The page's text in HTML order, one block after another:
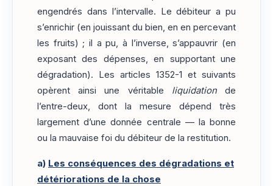
engendrés dans l’intervalle. Le débiteur a pu
s’enrichir (en jouissant du bien, en en percevant
les fruits) ; il a pu, à l’inverse, s’appauvrir (en
exposant des dépenses, en supportant une
dégradation). Les articles 1352-1 et suivants
opèrent ainsi une véritable liquidationde
l’entre-deux, dont la mesure dépend très
largement d’une donnée centrale — la bonne
ou la mauvaise foi du débiteur de la restitution.
a) Les conséquences des dégradations et
détériorations de la chose